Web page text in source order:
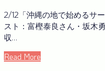
2/12「沖縄の地で始めるサ
スト：富樫泰良さん・坂木
収…
Read More